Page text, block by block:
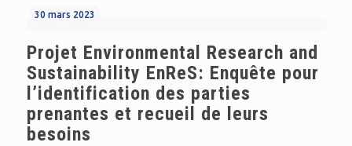
30 mars 2023
Projet Environmental Research and
Sustainability EnReS: Enquête pour
l’identification des parties
prenantes et recueil de leurs
besoins